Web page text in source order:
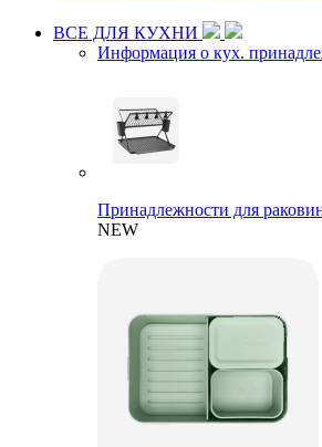
ВСЕ ДЛЯ КУХНИ
Информация о кух.
Принадлежности для
NEW